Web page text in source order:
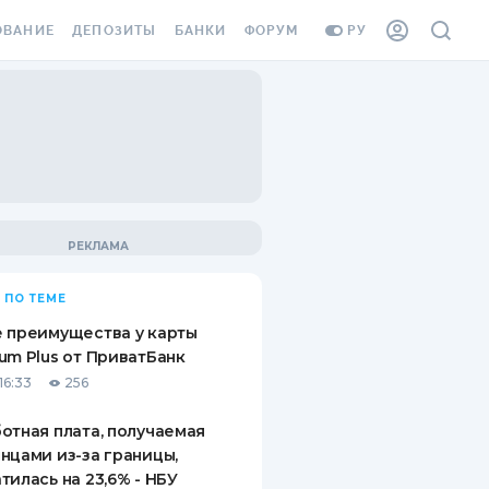
РУ
ВИНЬЕТКА
СОТРУДНИКОВ
ОТ
СЛУЧАЕВ
ДЕПОЗИТЫ
ВОПРОСЫ И ОТВЕТЫ
ПУТЕВОДИТЕЛИ ПО
БАНКИ ФОРУМ
ПО ТЕМЕ
преимущества у карты
Plus от ПриватБанк
256
плата, получаемая
из-за границы,
на 23,6% - НБУ